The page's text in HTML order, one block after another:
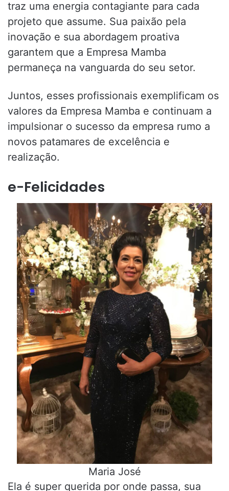
traz uma energia contagiante para cada
projeto que assume. Sua paixão pela
inovação e sua abordagem proativa
garantem que a Empresa Mamba
permaneça na vanguarda do seu setor.
Juntos, esses profissionais exemplificam os
valores da Empresa Mamba e continuam a
impulsionar o sucesso da empresa rumo a
novos patamares de excelência e
realização.
e-Felicidades
Maria José
Ela é super querida por onde passa, sua